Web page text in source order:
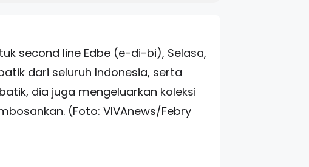
second line Edbe (e-di-bi), Selasa,
dari seluruh Indonesia, serta
dia juga mengeluarkan koleksi
(Foto: VIVAnews/Febry